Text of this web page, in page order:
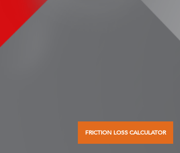
FRICTION LOSS CALCULATOR